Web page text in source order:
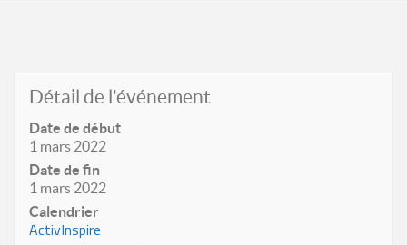
Détail de l'événement
Date de début
1 mars 2022
Date de fin
1 mars 2022
Calendrier
ActivInspire